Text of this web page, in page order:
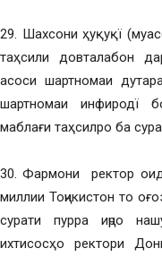
29. Шахсони ҳуқуқї
таҳсили довталабон
асоси шартномаи
шартномаи инфиродї
маблағи таҳсилро ба
30. Фармони ректор
миллии Тоҷикистон то
сурати пурра иҷро
ихтисосҳо ректори